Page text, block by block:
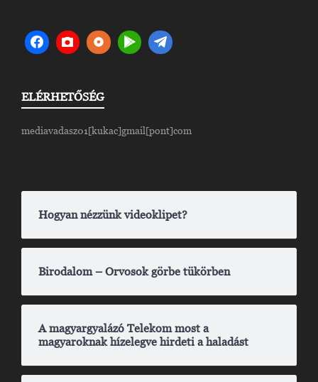
ELÉRHETŐSÉG
mediavadasz01[kukac]gmail[pont]com
Hogyan nézzünk videoklipet?
Birodalom – Orvosok görbe tükörben
A magyargyalázó Telekom most a
magyaroknak hízelegve hirdeti a haladást